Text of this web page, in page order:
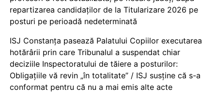
repartizarea candidaților de la Titularizare 2026 pe
posturi pe perioadă nedeterminată
ISJ Constanța pasează Palatului Copiilor executarea
hotărârii prin care Tribunalul a suspendat chiar
deciziile Inspectoratului de tăiere a posturilor:
Obligațiile vă revin „în totalitate” / ISJ susține că s-a
conformat pentru că nu a mai emis alte acte